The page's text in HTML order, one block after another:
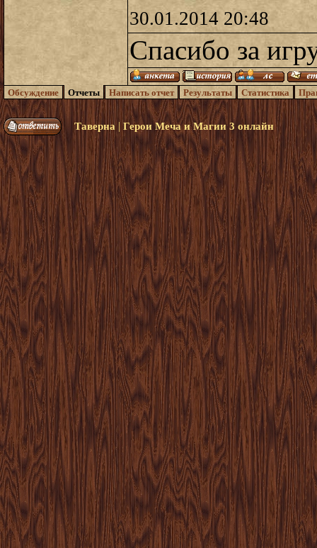
30.01.2014 20:48
Спасибо за
Обсуждение Отчеты Написать отчет Результаты Статистика
Таверна|Герои Меча и Магии 3 онлайн